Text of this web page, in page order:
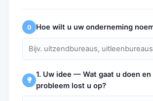
0 Hoe wilt u uw onderneming
1. Uw idee — Wat gaat u doen en
probleem lost u op?